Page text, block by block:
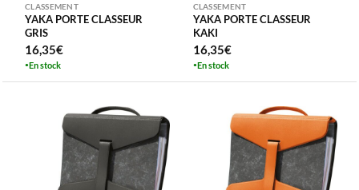
CLASSEMENT
YAKA PORTE CLASSEUR
GRIS
16,35€
En stock
CLASSEMENT
YAKA PORTE CLASSEUR
KAKI
16,35€
En stock